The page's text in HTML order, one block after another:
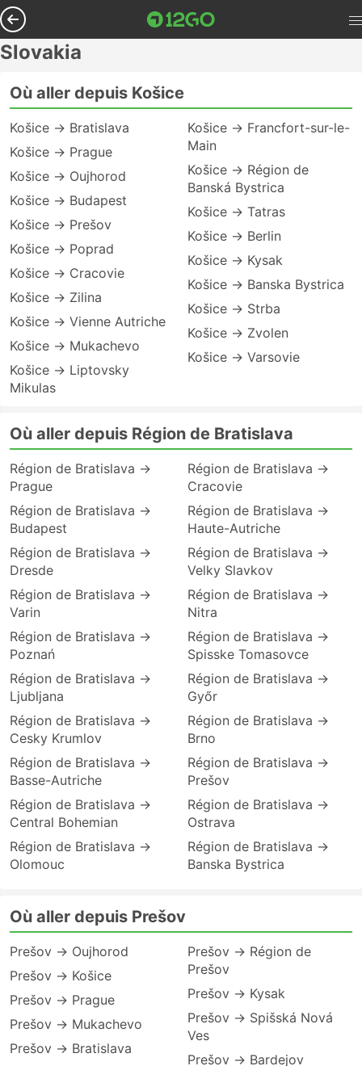
Slovakia
Où aller depuis Košice
Košice → Bratislava
Košice → Prague
Košice → Oujhorod
Košice → Budapest
Košice → Prešov
Košice → Poprad
Košice → Cracovie
Košice → Zilina
Košice → Vienne Autriche
Košice → Mukachevo
Košice → Liptovsky
Mikulas
Košice → Francfort-sur-le-
Main
Košice → Région de
Banská Bystrica
Košice → Tatras
Košice → Berlin
Košice → Kysak
Košice → Banska Bystrica
Košice → Strba
Košice → Zvolen
Košice → Varsovie
Où aller depuis Région de Bratislava
Région de Bratislava →
Prague
Région de Bratislava →
Budapest
Région de Bratislava →
Dresde
Région de Bratislava →
Varin
Région de Bratislava →
Poznań
Région de Bratislava →
Ljubljana
Région de Bratislava →
Cesky Krumlov
Région de Bratislava →
Basse-Autriche
Région de Bratislava →
Central Bohemian
Région de Bratislava →
Olomouc
Région de Bratislava →
Cracovie
Région de Bratislava →
Haute-Autriche
Région de Bratislava →
Velky Slavkov
Région de Bratislava →
Nitra
Région de Bratislava →
Spisske Tomasovce
Région de Bratislava →
Győr
Région de Bratislava →
Brno
Région de Bratislava →
Prešov
Région de Bratislava →
Ostrava
Région de Bratislava →
Banska Bystrica
Où aller depuis Prešov
Prešov → Oujhorod
Prešov → Košice
Prešov → Prague
Prešov → Mukachevo
Prešov → Bratislava
Prešov → Région de
Prešov
Prešov → Kysak
Prešov → Spišská Nová
Ves
Prešov → Bardejov